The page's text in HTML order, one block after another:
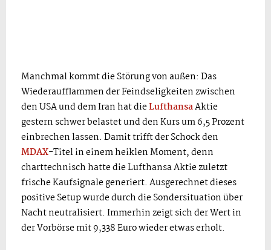
Manchmal kommt die Störung von außen: Das
Wiederaufflammen der Feindseligkeiten zwischen
den USA und dem Iran hat dieLufthansaAktie
gestern schwer belastet und den Kurs um 6,5 Prozent
einbrechen lassen. Damit trifft der Schock den
MDAX-Titel in einem heiklen Moment, denn
charttechnisch hatte die Lufthansa Aktie zuletzt
frische Kaufsignale generiert. Ausgerechnet dieses
positive Setup wurde durch die Sondersituation über
Nacht neutralisiert. Immerhin zeigt sich der Wert in
der Vorbörse mit 9,338 Euro wieder etwas erholt.